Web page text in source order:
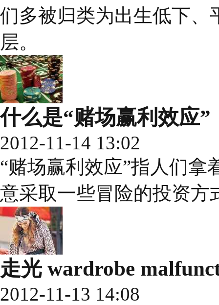
们多被归类为出生低下、
层。
什么是“赌场赢利效应”
2012-11-14 13:02
“赌场赢利效应”指人们
意采取一些冒险的投资方
走光 wardrobe
2012-11-13 14:08